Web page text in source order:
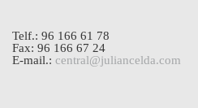
Telf.: 96 166 61 78
Fax: 96 166 67 24
E-mail.: central@juliancelda.com